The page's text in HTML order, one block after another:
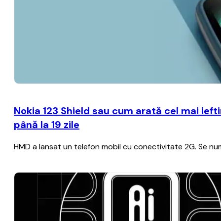
Nokia 123 Shield sau cum arată cel mai
până la 19 zile
HMD a lansat un telefon mobil cu conectivitate 2G. Se